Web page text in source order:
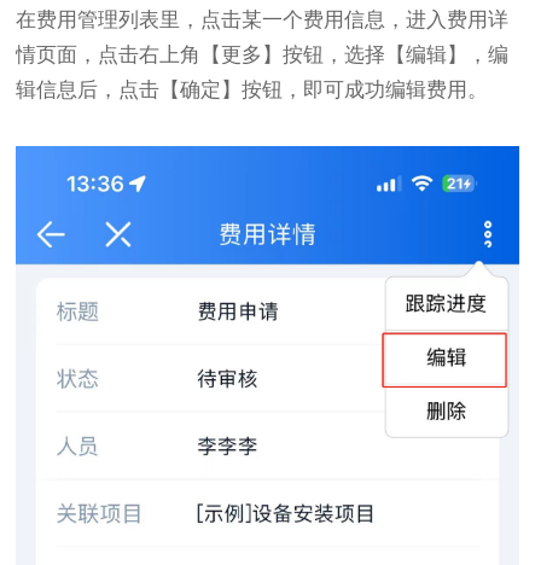
在费用管理列表里，点击某一个费用信息，进入费用详
情页面，点击右上角【更多】按钮，选择【编辑】，编
辑信息后，点击【确定】按钮，即可成功编辑费用。